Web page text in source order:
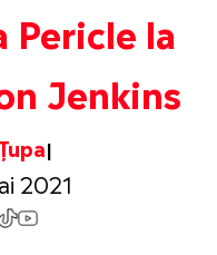
Pericle la
Jenkins
2021